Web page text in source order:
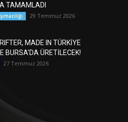
TAMAMLADI
29 Temmuz 2026
MADE IN TÜRKİYE
BURSA’DA ÜRETİLECEK!
27 Temmuz 2026